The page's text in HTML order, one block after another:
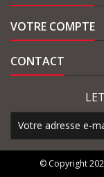
VOTRE COMPTE
CONTACT
© Copyright